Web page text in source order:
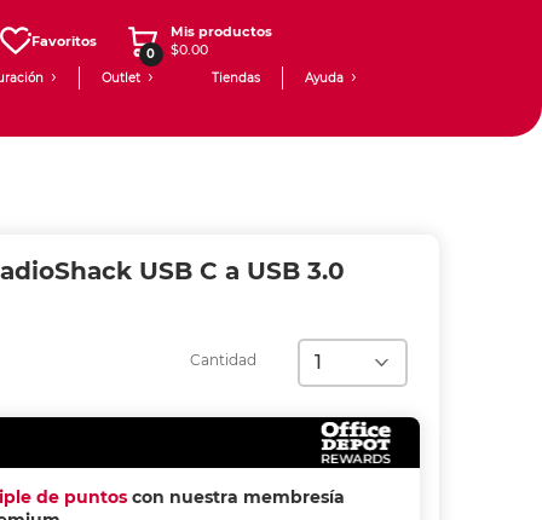
Favoritos
0
Mis productos
$0.00
Outlet Tiendas Ayuda
USB C a USB 3.0
Cantidad
de puntos con nuestra membresía